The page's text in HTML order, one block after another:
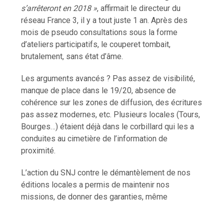
s’arrêteront en 2018 », affirmait le directeur du
réseau France 3, il y a tout juste 1 an. Après des
mois de pseudo consultations sous la forme
d’ateliers participatifs, le couperet tombait,
brutalement, sans état d’âme.
Les arguments avancés ? Pas assez de visibilité,
manque de place dans le 19/20, absence de
cohérence sur les zones de diffusion, des écritures
pas assez modernes, etc. Plusieurs locales (Tours,
Bourges…) étaient déjà dans le corbillard qui les a
conduites au cimetière de l’information de
proximité.
L’action du SNJ contre le démantèlement de nos
éditions locales a permis de maintenir nos
missions, de donner des garanties, même